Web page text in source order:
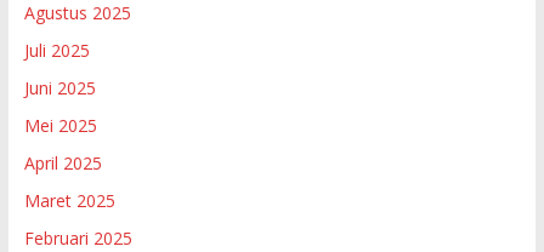
Agustus 2025
Juli 2025
Juni 2025
Mei 2025
April 2025
Maret 2025
Februari 2025